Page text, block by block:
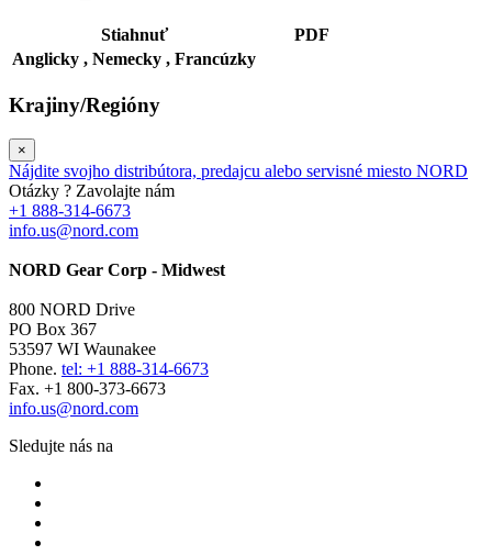
Stiahnuť
PDF
Anglicky , Nemecky , Francúzky
Krajiny/Regióny
×
Nájdite svojho distribútora, predajcu alebo servisné miesto NORD
Otázky ? Zavolajte nám
+1 888-314-6673
info.us@nord.com
NORD Gear Corp - Midwest
800 NORD Drive
PO Box 367
53597 WI Waunakee
Phone. tel: +1 888-314-6673
Fax. +1 800-373-6673
info.us@nord.com
Sledujte nás na